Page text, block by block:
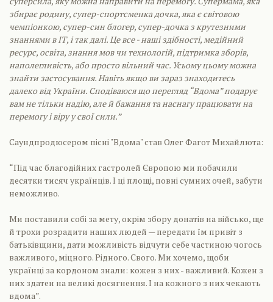
збирає родину, супер-спортсменка дочка, яка є світовою
чемпіонкою, супер-син блогер, супер-дочка з крутезними
знаннями в ІТ, і так далі. Це все - наші здібності, медійний
ресурс, освіта, знання мов чи технологій, підтримка зборів,
наполегливість, або просто вільний час. Усьому цьому можна
знайти застосування. Навіть якщо ви зараз знаходитесь
далеко від України. Сподіваюся що перегляд “Вдома” подарує
вам не тільки надію, але й бажання та наснагу працювати на
перемогу і віру у свої сили.”
Саундпродюсером пісні "Вдома" став Олег Фагот Михайлюта:
“Під час благодійних гастролей Європою ми побачили
десятки тисяч українців. І ці площі, повні сумних очей, забути
неможливо.
Ми поставили собі за мету, окрім збору донатів на військо, ще
й трохи розрадити наших людей — передати їм привіт з
батьківщини, дати можливість відчути себе частиною чогось
важливого, міцного. Рідного. Свого. Ми хочемо, щоби
українці за кордоном знали: кожен з них - важливий. Кожен з
них здатен на великі досягнення. І на кожного з них чекають
вдома”.